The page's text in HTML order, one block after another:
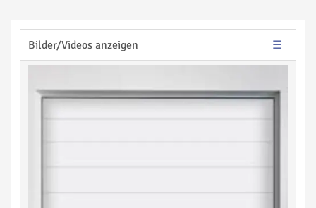
Bilder/Videos anzeigen